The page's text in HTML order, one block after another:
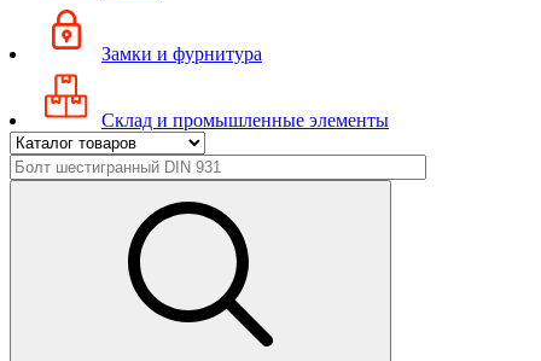
Замки и фурнитура
Склад и промышленные элементы